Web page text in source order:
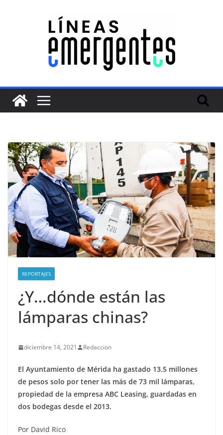
REPORTAJES
¿Y…dónde están las
lámparas chinas?
diciembre 14, 2021 Redaccion
El Ayuntamiento de Mérida ha gastado 13.5 millones
de pesos solo por tener las más de 73 mil lámparas,
propiedad de la empresa ABC Leasing, guardadas en
dos bodegas desde el 2013.
Por David Rico